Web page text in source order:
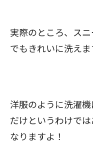
実際のところ、ス
でもきれいに洗えま
洋服のように洗濯
だけというわけで
なりますよ！